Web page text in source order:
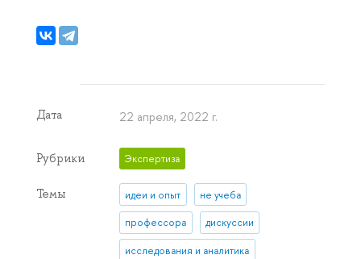
Дата 22 апреля, 2022 г.
Рубрики Экспертиза
Темы идеи и опыт не учеба
профессора дискуссии
исследования и аналитика